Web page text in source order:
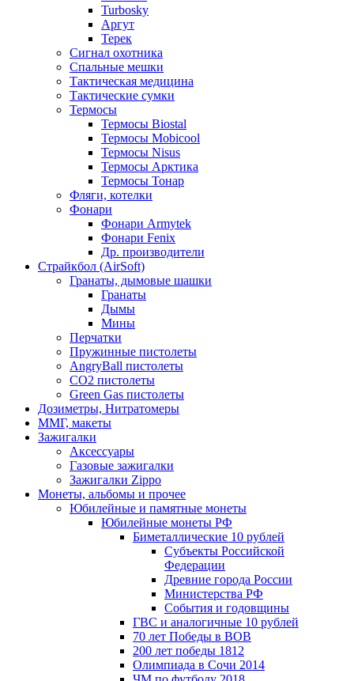
Turbosky
Аргут
Терек
Сигнал охотника
Спальные мешки
Тактическая медицина
Тактические сумки
Термосы
Термосы Biostal
Термосы Mobicool
Термосы Nisus
Термосы Арктика
Термосы Тонар
Фляги, котелки
Фонари
Фонари Armytek
Фонари Fenix
Др. производители
Страйкбол (AirSoft)
Гранаты, дымовые шашки
Гранаты
Дымы
Мины
Перчатки
Пружинные пистолеты
AngryBall пистолеты
CO2 пистолеты
Green Gas пистолеты
Дозиметры, Нитратомеры
ММГ, макеты
Зажигалки
Аксессуары
Газовые зажигалки
Зажигалки Zippo
Монеты, альбомы и прочее
Юбилейные и памятные монеты
Юбилейные монеты РФ
Биметаллические 10 рублей
Субъекты Российской
Федерации
Древние города России
Министерства РФ
События и годовщины
ГВС и аналогичные 10 рублей
70 лет Победы в ВОВ
200 лет победы 1812
Олимпиада в Сочи 2014